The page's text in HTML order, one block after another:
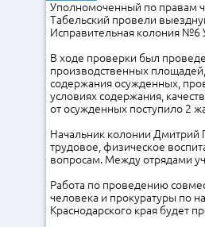
Уполномоченный по правам
Табельский провели
Исправительная колония
В ходе проверки был
производственных
содержания осужденных,
условиях содержания,
от осужденных поступило 2
Начальник колонии Дмитрий
трудовое, физическое
вопросам. Между отрядами
Работа по проведению
человека и прокуратуры по
Краснодарского края будет